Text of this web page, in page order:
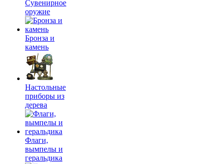
Сувенирное
оружие
Бронза и
камень
Настольные
приборы из
дерева
Флаги,
вымпелы и
геральдика